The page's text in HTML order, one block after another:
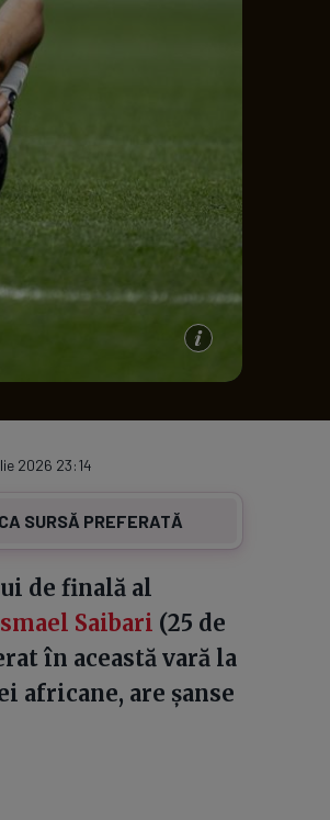
2026 23:14
SURSĂ PREFERATĂ
de finală al
Saibari (25 de
în această vară la
africane, are șanse